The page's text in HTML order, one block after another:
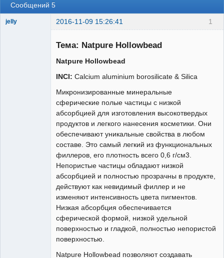
Сообщений 5
1
jelly 2016-11-09 15:26:41
Тема: Natpure Hollowbead
Natpure Hollowbead
INCI: Calcium aluminium borosilicate & Silica
Микронизированные минеральные
сферические полые частицы с низкой
абсорбцией для изготовления высокотвердых
продуктов и легкого нанесения косметики. Они
обеспечивают уникальные свойства в любом
составе. Это самый легкий из функциональных
филлеров, его плотность всего 0,6 г/см3.
Непористые частицы обладают низкой
абсорбцией и полностью прозрачны в продукте,
действуют как невидимый филлер и не
изменяют интенсивность цвета пигментов.
Низкая абсорбция обеспечивается
сферической формой, низкой удельной
поверхностью и гладкой, полностью непористой
поверхностью.
Natpure Hollowbead позволяют создавать